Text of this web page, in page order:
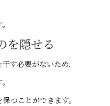
を隠せる
す必要がないため、
つことができます。